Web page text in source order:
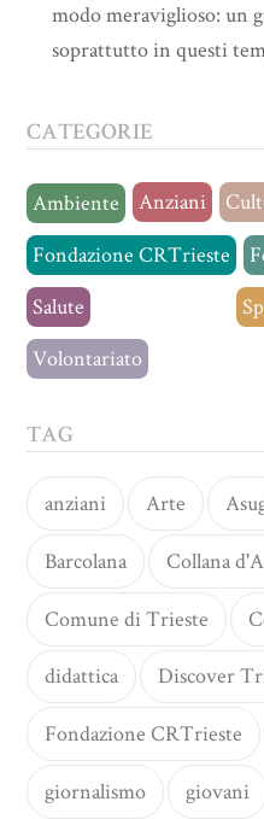
modo meraviglioso: un
soprattutto in questi
CATEGORIE
Ambiente Anziani
Fondazione CRTrieste
Salute
Volontariato
TAG
anziani Arte
Barcolana Collana
Comune di Trieste
didattica Discover
Fondazione CRTrieste
giornalismo giovani